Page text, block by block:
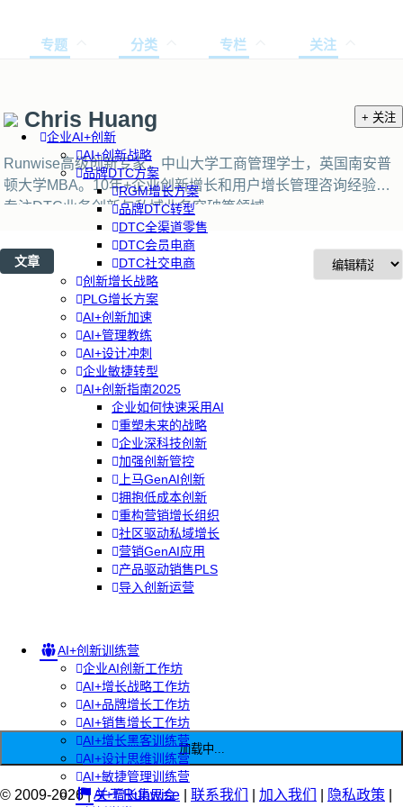
企业AI+创新
AI+创新战略
品牌DTC方案
RGM增长方案
品牌DTC转型
DTC全渠道零售
DTC会员电商
DTC社交电商
创新增长战略
PLG增长方案
AI+创新加速
AI+管理教练
AI+设计冲刺
企业敏捷转型
AI+创新指南2025
企业如何快速采用AI
重塑未来的战略
企业深科技创新
加强创新管控
上马GenAI创新
拥抱低成本创新
重构营销增长组织
社区驱动私域增长
营销GenAI应用
产品驱动销售PLS
导入创新运营
AI+创新训练营
企业AI创新工作坊
AI+增长战略工作坊
AI+品牌增长工作坊
AI+销售增长工作坊
AI+增长黑客训练营
AI+设计思维训练营
AI+敏捷管理训练营
AI+增长集思会
专题 分类 专栏 关注
Chris Huang + 关注
Runwise高级创新专家，中山大学工商管理学士，英国南安普
顿大学MBA。10年+企业创新增长和用户增长管理咨询经验，
专注DTC业务创新与私域业务突破等领域。
文章
加载中...
© 2009-2026 |关于Runwise 联系我们 加入我们 隐私政策